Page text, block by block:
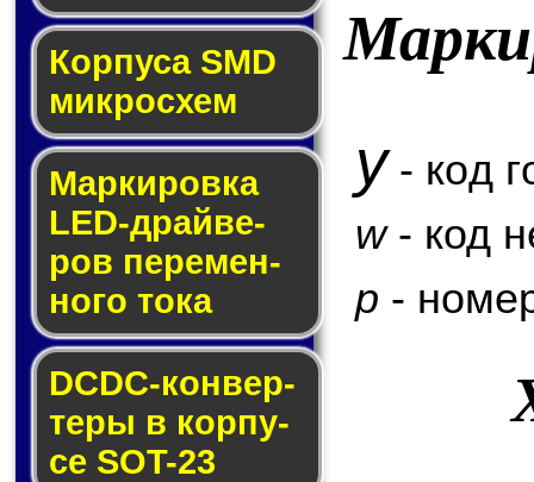
Корпуса SMD
мик­ро­схем
Маркировка
LED-драй­ве­
ров пе­ре­мен­
но­го то­ка
DCDC-кон­вер­
те­ры в кор­пу­
се SOT-23
y- код
w- код
p -